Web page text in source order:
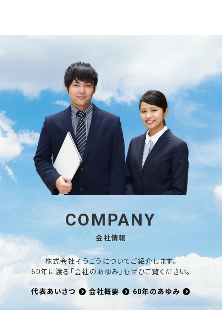
COMPANY
会社情報
株式会社そうごうについてご紹介します。
60年に渡る「会社のあゆみ」もぜひご覧ください。
代表あいさつ 会社概要 60年のあゆみ